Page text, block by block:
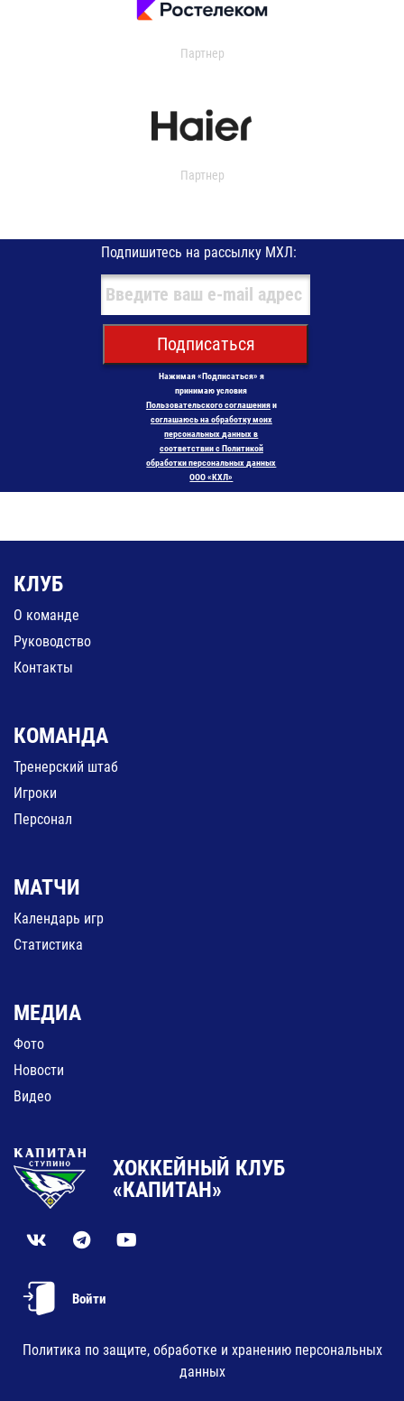
Партнер
Партнер
Подпишитесь на рассылку МХЛ:
Подписаться
Нажимая «Подписаться» я
принимаю условия
Пользовательского соглашенияи
соглашаюсь на обработку моих
персональных данных в
соответствии с Политикой
обработки персональных данных
ООО «КХЛ»
КЛУБ
О команде
Руководство
Контакты
КОМАНДА
Тренерский штаб
Игроки
Персонал
МАТЧИ
Календарь игр
Статистика
МЕДИА
Фото
Новости
Видео
ХОККЕЙНЫЙ КЛУБ
«КАПИТАН»
Войти
Политика по защите, обработке и хранению персональных
данных